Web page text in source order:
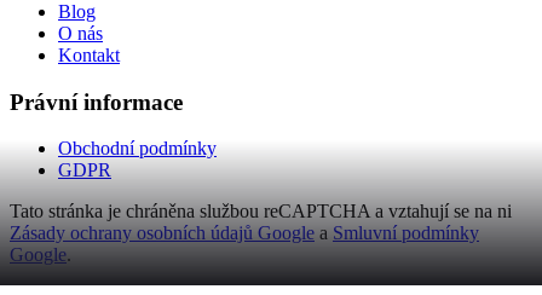
Blog
O nás
Kontakt
Právní informace
Obchodní podmínky
GDPR
Tato stránka je chráněna službou reCAPTCHA a vztahují se na ni
Zásady ochrany osobních údajů Google a Smluvní podmínky
Google.